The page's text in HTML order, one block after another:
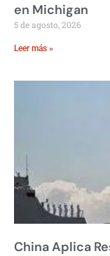
en Michigan
5 de agosto, 2026
Leer más »
China Aplica